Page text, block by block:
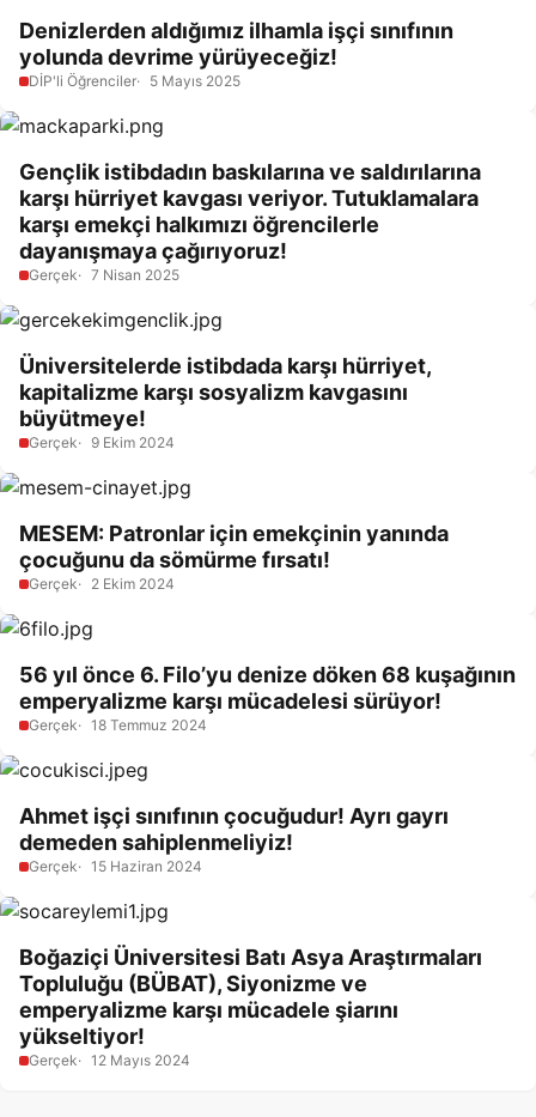
Denizlerden aldığımız ilhamla işçi sınıfının
yolunda devrime yürüyeceğiz!
DİP'li Öğrenciler 5 Mayıs 2025
Gençlik istibdadın baskılarına ve saldırılarına
karşı hürriyet kavgası veriyor. Tutuklamalara
karşı emekçi halkımızı öğrencilerle
dayanışmaya çağırıyoruz!
Gerçek 7 Nisan 2025
Üniversitelerde istibdada karşı hürriyet,
kapitalizme karşı sosyalizm kavgasını
büyütmeye!
Gerçek 9 Ekim 2024
MESEM: Patronlar için emekçinin yanında
çocuğunu da sömürme fırsatı!
Gerçek 2 Ekim 2024
56 yıl önce 6. Filo’yu denize döken 68 kuşağının
emperyalizme karşı mücadelesi sürüyor!
Gerçek 18 Temmuz 2024
Ahmet işçi sınıfının çocuğudur! Ayrı gayrı
demeden sahiplenmeliyiz!
Gerçek 15 Haziran 2024
Boğaziçi Üniversitesi Batı Asya Araştırmaları
Topluluğu (BÜBAT), Siyonizme ve
emperyalizme karşı mücadele şiarını
yükseltiyor!
Gerçek 12 Mayıs 2024